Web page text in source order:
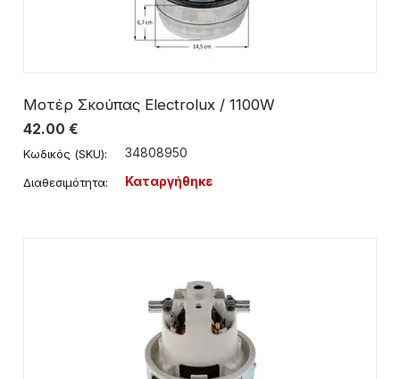
Μοτέρ Σκούπας Electrolux / 1100W
42.00 €
Κωδικός (SKU): 34808950
Διαθεσιμότητα: Καταργήθηκε